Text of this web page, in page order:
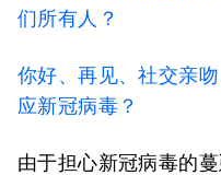
们所有人？
你好、再见、社交亲
应新冠病毒？
由于担心新冠病毒的